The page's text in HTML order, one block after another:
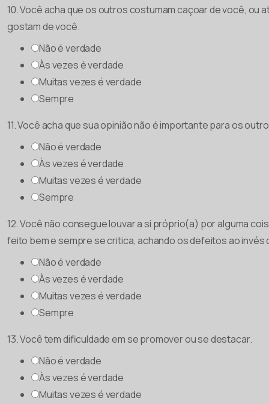
10. Você acha que os outros costumam caçoar de você, ou
gostam de você.
Não é verdade
Às vezes é verdade
Muitas vezes é verdade
Sempre
11. Você acha que sua opinião não é importante para os
Não é verdade
Às vezes é verdade
Muitas vezes é verdade
Sempre
12. Você não consegue louvar a si próprio(a) por alguma
feito bem e sempre se critica, achando os defeitos ao invés
Não é verdade
Às vezes é verdade
Muitas vezes é verdade
Sempre
13. Você tem dificuldade em se promover ou se destacar.
Não é verdade
Às vezes é verdade
Muitas vezes é verdade